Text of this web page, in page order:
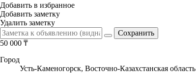
Добавить в избранное
Добавить заметку
Удалить заметку
50 000 ₸
Город
Усть-Каменогорск, Восточно-Казахстанская область